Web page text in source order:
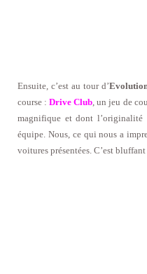
Ensuite, c’est au tour d’
course :Drive Club, un jeu de
magnifique et dont l’originalité
équipe. Nous, ce qui nous a
voitures présentées. C’est bluffant